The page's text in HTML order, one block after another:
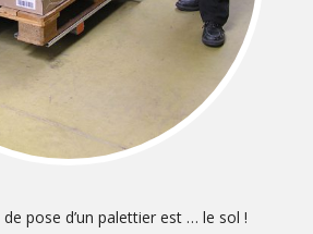
pose d’un palettier est … le sol !